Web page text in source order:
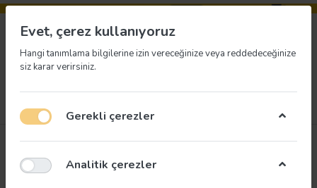
Evet, çerez kullanıyoruz
Hangi tanımlama bilgilerine izin vereceğinize veya reddedeceğinize
siz karar verirsiniz.
Gerekli çerezler
Analitik çerezler